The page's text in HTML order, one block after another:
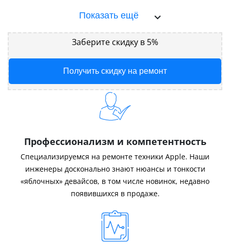
Показать ещё
Заберите скидку в 5%
Получить скидку на ремонт
Профессионализм и компетентность
Специализируемся на ремонте техники Apple. Наши
инженеры досконально знают нюансы и тонкости
«яблочных» девайсов, в том числе новинок, недавно
появившихся в продаже.